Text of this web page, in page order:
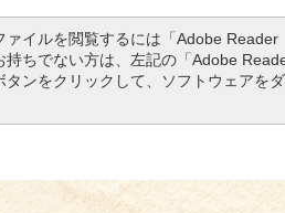
ァイルを閲覧するには「Adobe
持ちでない方は、左記の「Adobe
タンをクリックして、ソフトウェアを